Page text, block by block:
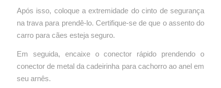
Após isso, coloque a extremidade do cinto de segurança
na trava para prendê-lo. Certifique-se de que o assento do
carro para cães esteja seguro.
Em seguida, encaixe o conector rápido prendendo o
conector de metal da cadeirinha para cachorro ao anel em
seu arnês.